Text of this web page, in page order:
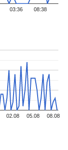
03:36 08:38
02.08 05.08 08.08